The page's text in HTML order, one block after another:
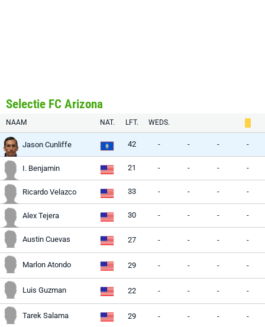
Selectie FC Arizona
NAAM NAT. LFT. WEDS.
Jason Cunliffe 42 - - - -
I. Benjamin 21 - - - -
Ricardo Velazco 33 - - - -
Alex Tejera 30 - - - -
Austin Cuevas 27 - - - -
Marlon Atondo 29 - - - -
Luis Guzman 22 - - - -
Tarek Salama 29 - - - -